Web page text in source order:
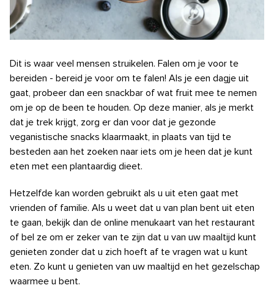
Dit is waar veel mensen struikelen. Falen om je voor te
bereiden - bereid je voor om te falen! Als je een dagje uit
gaat, probeer dan een snackbar of wat fruit mee te nemen
om je op de been te houden. Op deze manier, als je merkt
dat je trek krijgt, zorg er dan voor dat je gezonde
veganistische snacks klaarmaakt, in plaats van tijd te
besteden aan het zoeken naar iets om je heen dat je kunt
eten met een plantaardig dieet.
Hetzelfde kan worden gebruikt als u uit eten gaat met
vrienden of familie. Als u weet dat u van plan bent uit eten
te gaan, bekijk dan de online menukaart van het restaurant
of bel ze om er zeker van te zijn dat u van uw maaltijd kunt
genieten zonder dat u zich hoeft af te vragen wat u kunt
eten. Zo kunt u genieten van uw maaltijd en het gezelschap
waarmee u bent.